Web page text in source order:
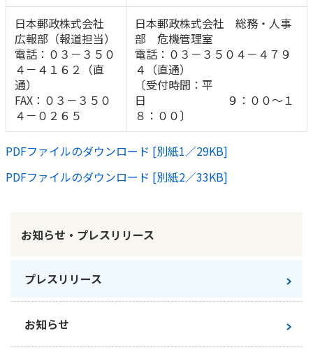
日本郵政株式会社
広報部（報道担当）
電話：０３－３５０
４－４１６２（直
通）
FAX：０３－３５０
４－０２６５
日本郵政株式会社 総務・人事
部 危機管理室
電話：０３－３５０４－４７９
４（直通）
〔受付時間：平
日 ９：００～１
８：００〕
PDFファイルのダウンロード [別紙1／29KB]
PDFファイルのダウンロード [別紙2／33KB]
お知らせ・プレスリリース
プレスリリース
お知らせ